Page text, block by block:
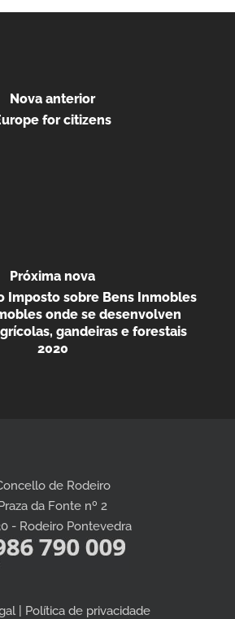
Nova anterior
for citizens
Próxima nova
Imposto sobre Bens Inmobles
onde se desenvolven
gandeiras e forestais
2020
de Rodeiro
da Fonte nº 2
- Rodeiro Pontevedra
| Política de privacidade